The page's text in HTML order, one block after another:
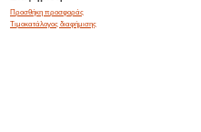
Ekptoseis
σου και